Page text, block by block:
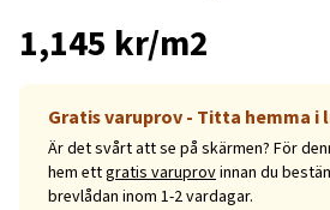
1,145 kr/m2
Gratis varuprov - Titta hemma i
Är det svårt att se på skärmen? För
hem ettgratis varuprovinnan du
brevlådan inom 1-2 vardagar.